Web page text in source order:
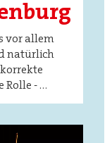
vor allem
natürlich
Rolle - …